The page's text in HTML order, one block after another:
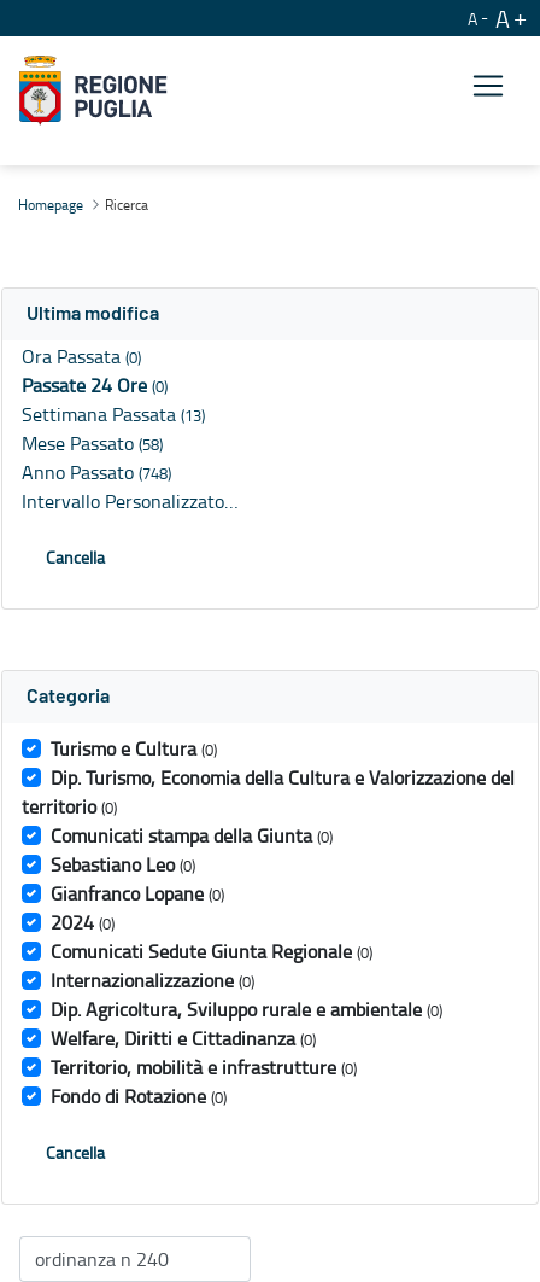
A A
Homepage Ricerca
Ultima modifica
Ora Passata (0)
Passate 24 Ore (0)
Settimana Passata (13)
Mese Passato (58)
Anno Passato (748)
Intervallo Personalizzato…
Cancella
Categoria
Turismo e Cultura (0)
Dip. Turismo, Economia della Cultura e Valorizzazione del
territorio (0)
Comunicati stampa della Giunta (0)
Sebastiano Leo (0)
Gianfranco Lopane (0)
2024 (0)
Comunicati Sedute Giunta Regionale (0)
Internazionalizzazione (0)
Dip. Agricoltura, Sviluppo rurale e ambientale (0)
Welfare, Diritti e Cittadinanza (0)
Territorio, mobilità e infrastrutture (0)
Fondo di Rotazione (0)
Cancella